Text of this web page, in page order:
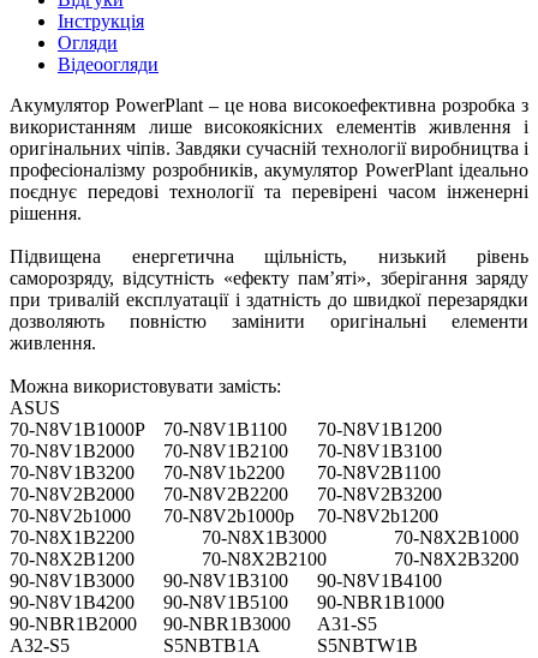
Інструкція
Огляди
Відеоогляди
Акумулятор PowerPlant – це нова високоефективна розробка з
використанням лише високоякісних елементів живлення і
оригінальних чіпів. Завдяки сучасній технології виробництва і
професіоналізму розробників, акумулятор PowerPlant ідеально
поєднує передові технології та перевірені часом інженерні
рішення.
Підвищена енергетична щільність, низький рівень
саморозряду, відсутність «ефекту пам’яті», зберігання заряду
при тривалій експлуатації і здатність до швидкої перезарядки
дозволяють повністю замінити оригінальні елементи
живлення.
Можна використовувати замість:
ASUS
70-N8V1B1000P
70-N8V1B1100
70-N8V1B1200
70-N8V1B2000
70-N8V1B2100
70-N8V1B3100
70-N8V1B3200
70-N8V1b2200
70-N8V2B1100
70-N8V2B2000
70-N8V2B2200
70-N8V2B3200
70-N8V2b1000
70-N8V2b1000p
70-N8V2b1200
70-N8X1B2200
70-N8X1B3000
70-N8X2B1000
70-N8X2B1200
70-N8X2B2100
70-N8X2B3200
90-N8V1B3000
90-N8V1B3100
90-N8V1B4100
90-N8V1B4200
90-N8V1B5100
90-NBR1B1000
90-NBR1B2000
90-NBR1B3000
A31-S5
A32-S5
S5NBTB1A S5NBTW1B